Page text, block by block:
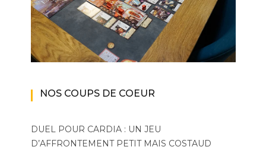
NOS COUPS DE COEUR
DUEL POUR CARDIA : UN JEU
D’AFFRONTEMENT PETIT MAIS COSTAUD